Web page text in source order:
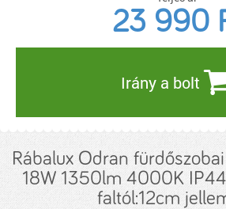
23 990
Irány a bolt
Rábalux Odran
18W 1350lm 4000K
faltól:12cm